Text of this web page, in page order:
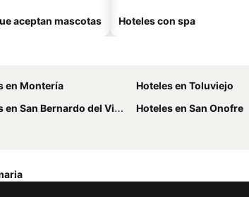
aceptan mascotas Hoteles con spa
en Montería
Hoteles en Toluviejo
San Bernardo del Viento
Hoteles en San Onofre